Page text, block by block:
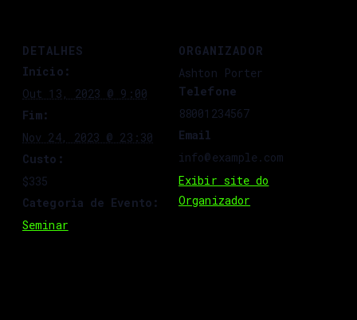
DETALHES
Início:
Out 13, 2023 @ 9:00
Fim:
Nov 24, 2023 @ 23:30
Custo:
$335
Categoria de Evento:
Seminar
ORGANIZADOR
Ashton Porter
Telefone
88001234567
Email
info@example.com
Exibir site do
Organizador